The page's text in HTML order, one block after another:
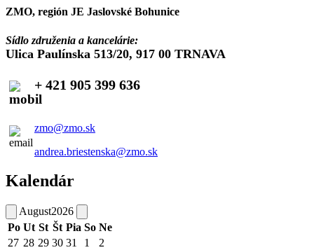
ZMO, región JE Jaslovské Bohunice
Sídlo združenia a kancelárie:
Ulica Paulínska 513/20, 917 00 TRNAVA
+ 421 905 399 636
zmo@zmo.sk
andrea.briestenska@zmo.sk
Kalendár
August2026
Po Ut St Št Pia So Ne
27 28 29 30 31 1
2